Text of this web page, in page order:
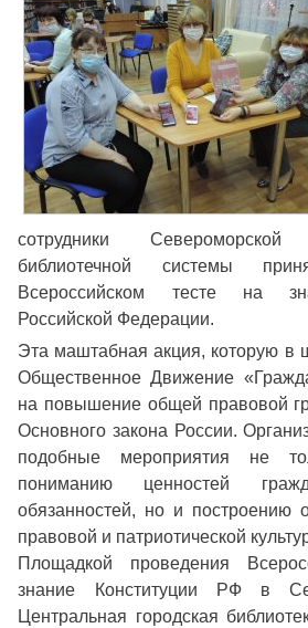
сотрудники Североморской
библиотечной системы
Всероссийском тесте на
Российской Федерации.
Эта маштабная акция, которую в
Общественное Движение
на повышение общей правовой
Основного закона России.
подобные мероприятия не
пониманию ценностей
обязанностей, но и построению
правовой и патриотической
Площадкой проведения
знание Конституции РФ в
Центральная городская